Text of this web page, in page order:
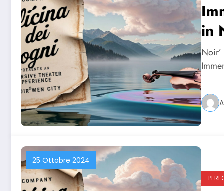
in
25 Ottobre 2024